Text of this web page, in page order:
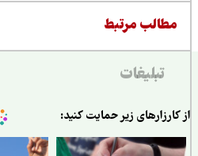
مرتبط
تبلیغات
زیر حمایت کنید: